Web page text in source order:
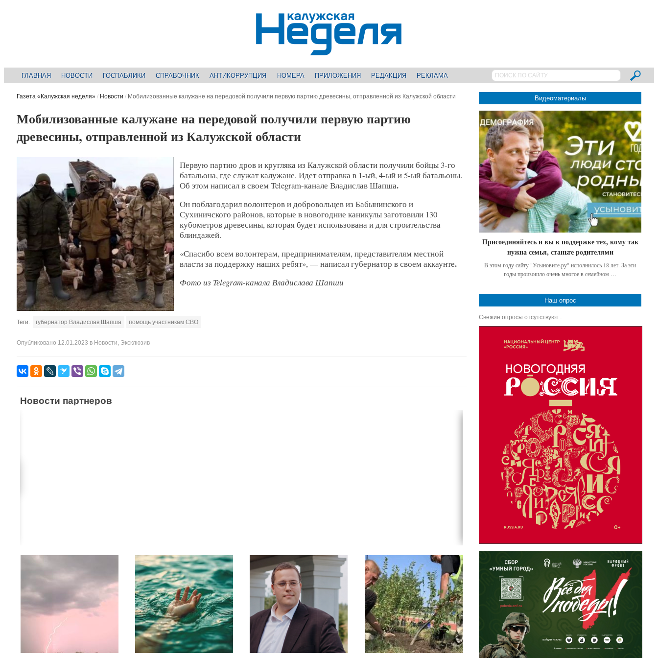
ГЛАВНАЯ НОВОСТИ ГОСПАБЛИКИ СПРАВОЧНИК АНТИКОРРУПЦИЯ НОМЕРА ПРИЛОЖЕНИЯ РЕДАКЦИЯ РЕКЛАМА
Газета «Калужская неделя» / Новости / Мобилизованные калужане на передовой получили первую партию древесины, отправленной из Калужской области
Мобилизованные калужане на передовой получили первую партию
древесины, отправленной из Калужской области
Первую партию дров и кругляка из Калужской области получили бойцы 3-го
батальона, где служат калужане. Идет отправка в 1-ый, 4-ый и 5-ый батальоны.
Об этом написал в своем Telegram-канале Владислав Шапша.
Он поблагодарил волонтеров и добровольцев из Бабынинского и
Сухиничского районов, которые в новогодние каникулы заготовили 130
кубометров древесины, которая будет использована и для строительства
блиндажей.
«Спасибо всем волонтерам, предпринимателям, представителям местной
власти за поддержку наших ребят», — написал губернатор в своем аккаунте.
Фото из Telegram-канала Владислава Шапши
Теги: губернатор Владислав Шапша помощь участникам СВО
Опубликовано 12.01.2023 в Новости, Эксклюзив
Новости партнеров
Видеоматериалы
Присоединяйтесь и вы к поддержке тех, кому так
нужна семья, станьте родителями
В этом году сайту "Усыновите.ру" исполнилось 18 лет. За эти
годы произошло очень многое в семейном …
Наш опрос
Свежие опросы отсутствуют...